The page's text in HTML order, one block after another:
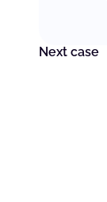
Next case